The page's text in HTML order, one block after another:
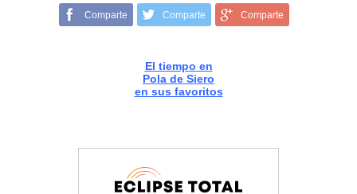
Comparte Comparte Comparte
El tiempo en
Pola de Siero
en sus favoritos